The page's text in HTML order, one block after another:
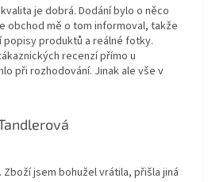
je dobrá. Dodání bylo o něco
obchod mě o tom informoval, takže
popisy produktů a reálné fotky.
recenzí přímo u
při rozhodování. Jinak ale vše v
je 5 z 5 hvězdiček.
jsem bohužel vrátila, přišla jiná